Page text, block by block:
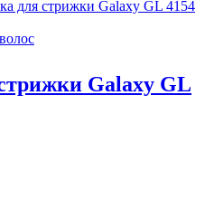
Galaxy GL